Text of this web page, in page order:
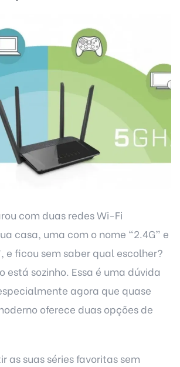
com duas redes Wi-Fi
casa, uma com o nome “2.4G” e
e ficou sem saber qual escolher?
está sozinho. Essa é uma dúvida
agora que quase
oferece duas opções de
as suas séries favoritas sem